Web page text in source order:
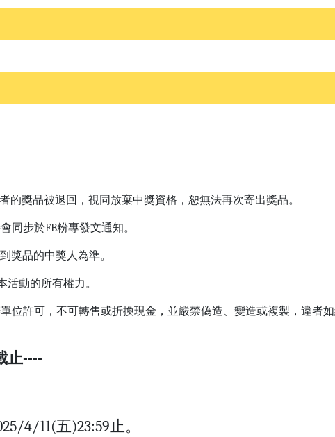
的獎品被退回，視同放棄中獎資格，恕無法再次寄出獎品。
同步於FB粉專發文通知。
獎品的中獎人為準。
活動的所有權力。
位許可，不可轉售或折換現金，並嚴禁偽造、變造或複製，違者
止----
4/11(五)23:59止。